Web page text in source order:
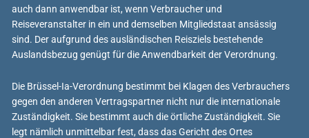
auch dann anwendbar ist, wenn Verbraucher und
Reiseveranstalter in ein und demselben Mitgliedstaat ansässig
sind. Der aufgrund des ausländischen Reisziels bestehende
Auslandsbezug genügt für die Anwendbarkeit der Verordnung.
Die Brüssel-Ia-Verordnung bestimmt bei Klagen des Verbrauchers
gegen den anderen Vertragspartner nicht nur die internationale
Zuständigkeit. Sie bestimmt auch die örtliche Zuständigkeit. Sie
legt nämlich unmittelbar fest, dass das Gericht des Ortes